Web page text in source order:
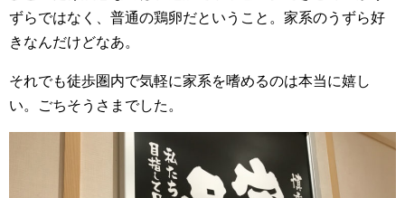
ずらではなく、普通の鶏卵だということ。家系のうずら好
きなんだけどなあ。
それでも徒歩圏内で気軽に家系を嗜めるのは本当に嬉し
い。ごちそうさまでした。